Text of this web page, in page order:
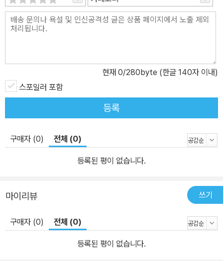
하는 예술가의 삶을 선택하고 스스로 조국과 종교를 등지는 유배 생
활에 나선다. 《젊은 예술가의 초상》은 줄거리뿐 아니라 형식의 측면
는 주저 없이 그의 상념으로 독자를 인도한다. 즉, ‘옆길’로 빠진다. 스
티븐의 의식의 흐름은 주로 그의 감각에서 촉발된다. 그가 무언가를
만질 때, 볼 때, 맛볼 때, 들을 때마다 그의 마음속에서 어떤 기억과 상
상들이 솟아나는 식이다. 그 다면적이고 풍성한 실타래는 소년의 마
형성하는지를 보인다. 소설 속 인물에게 객관적 거리감을 두는 동시
에, 그의 내밀함을 포착하는 형식을 취해 어느 예술가의 탄생을 입체
신이자 예술의 화신 ‘젊은 예술가’의 영원한 이름, 스티븐 디달러스
그러나 이 작품의 의의는 어느 세계적 작가의 생애를 충실히 재현하
는 데 그치지 않는다. 이 작품은 제임스 조이스의 수기가 아니다. ‘스
현재 0/280byte (한글 140자 이내)
스포일러 포함
등록
구매자 (0) 전체 (0)
등록된 평이 없습니다.
마이리뷰 쓰기
구매자 (0) 전체 (0)
등록된 평이 없습니다.